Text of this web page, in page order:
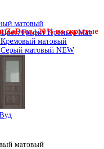
ZaDoor. -20% на скрытые
матовый